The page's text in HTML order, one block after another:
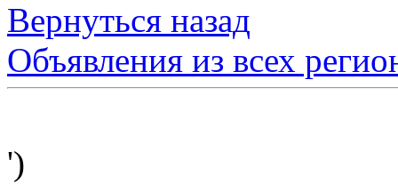
Вернуться назад
Объявления из всех
')